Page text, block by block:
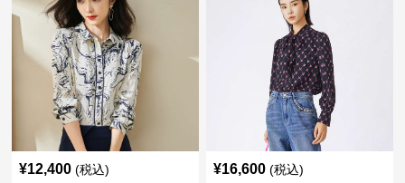
¥12,400 (税込) ¥16,600 (税込)